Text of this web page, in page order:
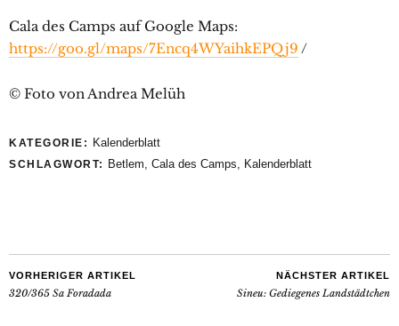
Cala des Camps auf Google Maps:
https://goo.gl/maps/7Encq4WYaihkEPQj9 /
© Foto von Andrea Melüh
KATEGORIE: Kalenderblatt
SCHLAGWORT: Betlem, Cala des Camps, Kalenderblatt
VORHERIGER ARTIKEL
320/365 Sa Foradada
NÄCHSTER ARTIKEL
Sineu: Gediegenes Landstädtchen